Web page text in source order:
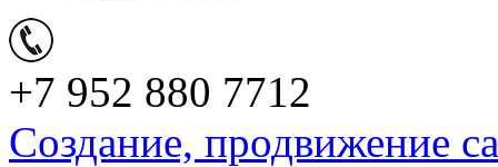
+7 952 880 7712
Создание, продвижение